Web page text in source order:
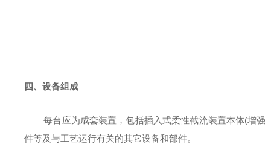
四、设备组成
每台应为成套装置，包括插入式柔性截流装置本体(增
件等及与工艺运行有关的其它设备和部件。